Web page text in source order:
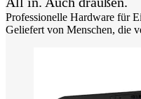
Professionelle Hardware für
Geliefert von Menschen, die